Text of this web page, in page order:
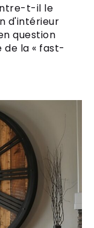
t-il le
d'intérieur
question
de la « fast-